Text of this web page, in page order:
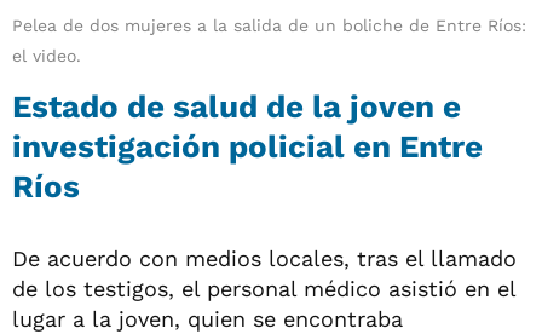
Pelea de dos mujeres a la salida de un boliche de Entre Ríos:
el video.
Estado de salud de la joven e
investigación policial en Entre
Ríos
De acuerdo con medios locales, tras el llamado
de los testigos, el personal médico asistió en el
lugar a la joven, quien se encontraba